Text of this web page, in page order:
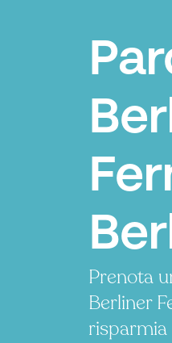
Prenota
Berliner
risparmia